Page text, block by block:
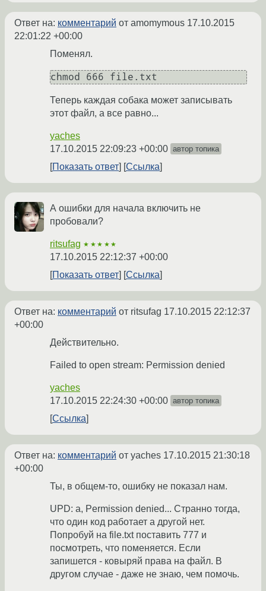
Ответ на: комментарий от amomymous 17.10.2015
22:01:22 +00:00
Поменял.
Теперь каждая собака может записывать
этот файл, а все равно...
yaches
17.10.2015 22:09:23 +00:00 автор топика
Показать ответ Ссылка
А ошибки для начала включить не
пробовали?
ritsufag ★★★★★
17.10.2015 22:12:37 +00:00
Показать ответ
Ссылка
Ответ на: комментарий от ritsufag 17.10.2015 22:12:37
+00:00
Действительно.
Failed to open stream: Permission denied
yaches
17.10.2015 22:24:30 +00:00 автор топика
Ссылка
Ответ на: комментарий от yaches 17.10.2015 21:30:18
+00:00
Ты, в общем-то, ошибку не показал нам.
UPD: а, Permission denied... Странно тогда,
что один код работает а другой нет.
Попробуй на file.txt поставить 777 и
посмотреть, что поменяется. Если
запишется - ковыряй права на файл. В
другом случае - даже не знаю, чем помочь.